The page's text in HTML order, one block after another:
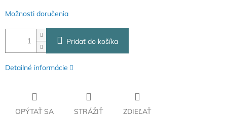
Možnosti doručenia
Pridať do košíka
Detailné informácie
OPÝTAŤ SA STRÁŽIŤ ZDIEĽAŤ